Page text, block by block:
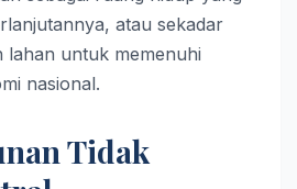
atau sekadar
lahan untuk memenuhi
nasional.
Tidak